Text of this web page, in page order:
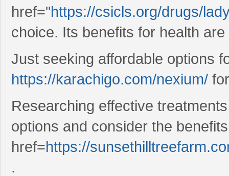
href="https://csicls.org/drugs/
choice. Its benefits for health
Just seeking affordable options
https://karachigo.com/nexium/
Researching effective
options and consider the
href=https://
.